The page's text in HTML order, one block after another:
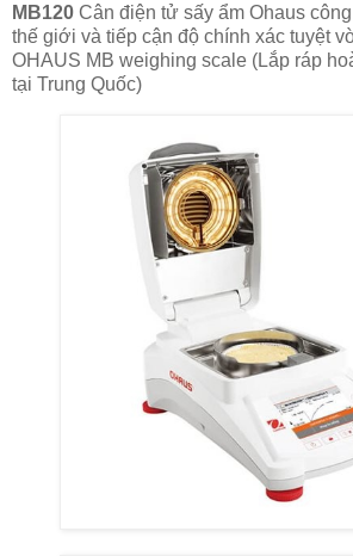
MB120 Cân điện tử sấy ẩm Ohaus
thế giới và tiếp cận độ chính xác tuyệt
OHAUS MB weighing scale (Lắp ráp
tại Trung Quốc)